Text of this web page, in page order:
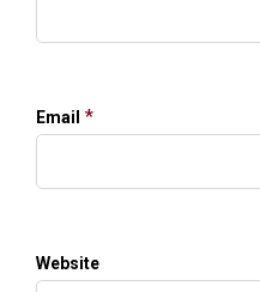
Email *
Website